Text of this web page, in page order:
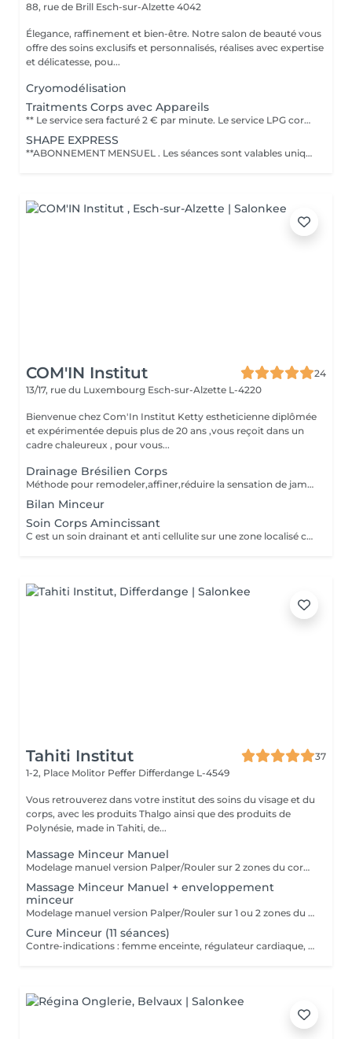
88, rue de Brill Esch-sur-Alzette 4042
Élegance, raffinement et bien-être. Notre salon de beauté vous
offre des soins exclusifs et personnalisés, réalises avec expertise
et délicatesse, pou...
Cryomodélisation
Traitments Corps avec Appareils
** Le service sera facturé 2 € par minute. Le service LPG corps est une technologie non invasive qui utilise un massage mécanique pour stimuler les tissus profonds afin de réduire la cellulite, affiner la silhouette, déstocker les graisses localisées et raffermir la peau. Cette technique est souvent décrite comme agréable et naturelle, avec des résultats visibles comme une peau plus lisse et un corps plus léger, grâce au remodelage corporel et au drainage. Objectifs du traitement LPG corps Réduire la cellulite : Il aide à atténuer l'aspect de la cellulite, qu'elle soit adipeuse, aqueuse ou fibreuse. Déstocker les graisses : Il stimule le déstockage des graisses localisées qui résistent aux régimes et à l'exercice, comme le mentionne le traitement Lipomassage du {LPG Group}. Raffermir la peau : Le soin raffermit la peau et améliore sa fermeté, notamment sur des zones comme le double menton. Drainer et détoxifier : Il favorise les échanges circulatoires et procure un effet détoxinant, ce qui permet de retrouver une sensation de légèreté. Déroulement et fréquence Séance type : La durée d'une séance est généralement de 35 à 40 minutes, selon le protocole. Protocoles courants : Il est conseillé de commencer par 2 séances par semaine pour les premières séances afin d'obtenir des résultats plus rapides, puis de réduire la fréquence en fonction de vos besoins et de votre budget. Adaptabilité : Le soin peut être adapté à vos besoins spécifiques, qu'il s'agisse de minceur, de raffermissement ou de drainage.
SHAPE EXPRESS
**ABONNEMENT MENSUEL . Les séances sont valables uniquement pendant le mois en cours et ne peuvent pas être reportées ou cumulées sur le mois suivant. PROGRAMME CORPS REMODELANT - ANTI CELLULITE & RAFFERMISSANT INCLUS * 2 séances corporelles par semaine (30 minutes chacune) * 6 Seances par mois Techniques utilisées: - LPG : stimule la circulation et aide à déstocker les graisses - Drainage lymphatique : favorise l'élimination des toxines et réduit la rétention d'eau - Detox corporel : aide purifier l'organisme et affiner la silhouette - HIFU (1 Zone incluse) : Technologie avancée pour raffermir et tonifier la peau en profondeur
COM'IN Institut
24
13/17, rue du Luxembourg Esch-sur-Alzette L-4220
Bienvenue chez Com'In Institut Ketty estheticienne diplômée
et expérimentée depuis plus de 20 ans ,vous reçoit dans un
cadre chaleureux , pour vous...
Drainage Brésilien Corps
Méthode pour remodeler,affiner,réduire la sensation de jambes lourdes ,rétention d eau,améliorer la circulation sanguine et lymphatique,detoxifier,réduire la cellulite. Effet détente et favorise la relaxation
Bilan Minceur
Soin Corps Amincissant
C est un soin drainant et anti cellulite sur une zone localisé comme les bras, ou le ventre
Tahiti Institut
37
1-2, Place Molitor Peffer Differdange L-4549
Vous retrouverez dans votre institut des soins du visage et du
corps, avec les produits Thalgo ainsi que des produits de
Polynésie, made in Tahiti, de...
Massage Minceur Manuel
Modelage manuel version Palper/Rouler sur 2 zones du corps.
Massage Minceur Manuel + enveloppement
minceur
Modelage manuel version Palper/Rouler sur 1 ou 2 zones du corps. Application ensuite d'un enveloppement aux propriétés amincissantes sur ces mêmes zones.
Cure Minceur (11 séances)
Contre-indications : femme enceinte, régulateur cardiaque, stérilet, maladie grave : conseils auprès de votre esthéticienne Programme de perte en cm et anticellulite Séance 1 : Bilan personnalisé + Massage drainant lymphatique corps (esthétique méthode Leduc) (50 min) + UN PRODUIT CORPS POUR LE DOMICILE INCLUS Séance 2 : Massage minceur localisé sur 1 ou 2 zones + Vacuum (cupping) (40 min) Séance de 3 à 8 : Lipocavitation + Radio-fréquence 1 à 2 zones (30 min) Séance de 9 à 10 : Madérothérapie + enveloppement minceur localisé (60 min) Séance 11 : Rituel Tonicité (1h) (ce rituel comprend un drainage lymphatique et l'utilisation de radio-fréquence avec application localisée d'une crème fermeté) L'idéal étant de réaliser 2 à 3 séances par semaine pour un résultat optimal. Payable à la 1ère séance.